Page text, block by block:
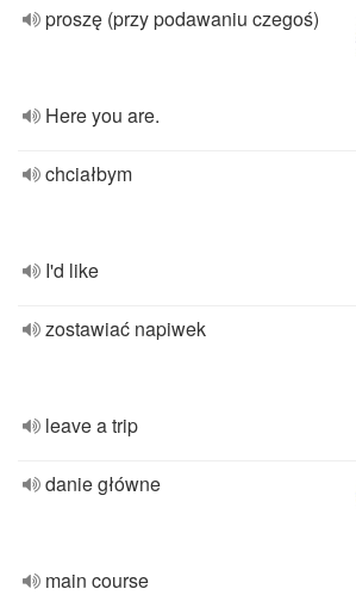
proszę (przy podawaniu czegoś)
Here you are.
chciałbym
I'd like
zostawiać napiwek
leave a trip
danie główne
main course